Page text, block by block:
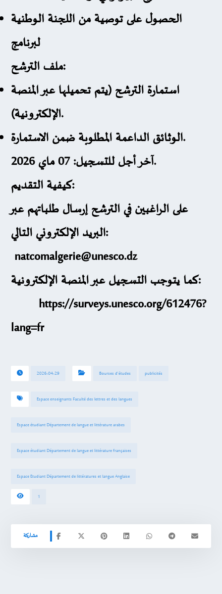
الحصول على توصية من اللجنة الوطنية
لبرنامج
ملف الترشح:
استمارة الترشح (يتم تحميلها عبر المنصة
الإلكترونية).
الوثائق الداعمة المطلوبة ضمن الاستمارة.
آخر أجل للتسجيل:07 ماي 2026
.
كيفية التقديم:
على الراغبين في الترشح إرسال طلباتهم عبر
البريد الإلكتروني التالي:
natcomalgerie@unesco.dz
كما يتوجب التسجيل عبر المنصة الإلكترونية:
https://surveys.unesco.org/612476?
lang=fr
2026-04-29 Bourses d'études publicités
Espace enseignants Faculté des lettres et des langues
Espace étudiant Département de langue et littérature arabes
Espace étudiant Département de langue et littérature françaises
Espace Etudiant Département de littératures et langue Anglaise
1